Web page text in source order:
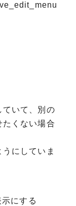
ていて、別の
くない場合
にしていま
にする